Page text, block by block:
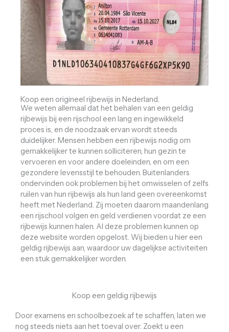
Koop een origineel rijbewijs in Nederland.
We weten allemaal dat het behalen van een geldig
rijbewijs bij een rijschool een lang en ingewikkeld
proces is, en de noodzaak ervan wordt steeds
duidelijker. Mensen hebben een rijbewijs nodig om
gemakkelijker te kunnen solliciteren, hun gezin te
vervoeren en voor andere doeleinden, en om een ​​
gezondere levensstijl te behouden. Buitenlanders
ondervinden ook problemen bij het omwisselen of zelfs
ruilen van hun rijbewijs als hun land geen overeenkomst
heeft met Nederland. Zij moeten daarom maandenlang
een rijschool volgen en geld verdienen voordat ze een
rijbewijs kunnen halen. Al deze problemen kunnen op
deze website worden opgelost. Wij bieden u hier een
geldig rijbewijs aan, waardoor uw dagelijkse activiteiten
een stuk gemakkelijker worden.
Koop een geldig rijbewijs
Door examens en schoolbezoek af te schaffen, laten we
nog steeds niets aan het toeval over. Zoekt u een